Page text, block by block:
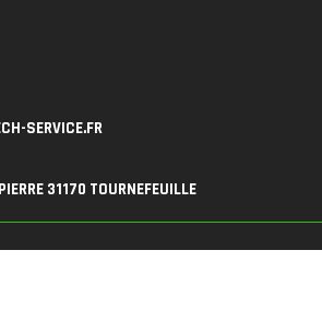
SERVICE.FR
31170 TOURNEFEUILLE
F I L